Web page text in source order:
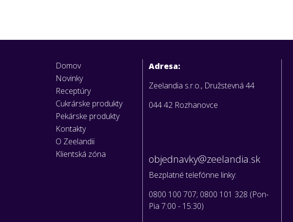
Domov
Novinky
Receptúry
Cukrárske produkty
Pekárske produkty
Kontakty
O Zeelandii
Klientská zóna
Adresa:
Zeelandia s.r.o., Družstevná 44
044 42 Rozhanovce
objednavky@zeelandia.sk
Bezplatné telefónne linky:
0800 100 707; 0800 101 328 (Pon-
Pia 7:00 - 15:30)